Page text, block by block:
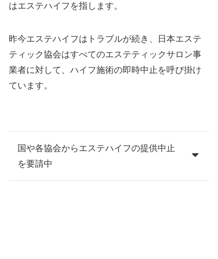
はエステハイフを指します。
昨今エステハイフはトラブルが続き、日本エステ
ティック協会はすべてのエステティックサロン事
業者に対して、ハイフ施術の即時中止を呼び掛け
ています。
国や各協会からエステハイフの提供中止
を要請中